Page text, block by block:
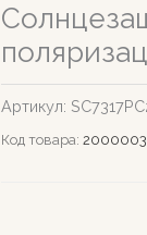
Артикул:
Код товара: